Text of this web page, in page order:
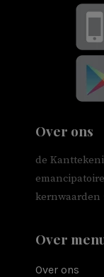
Over ons
de
Over
Over ons